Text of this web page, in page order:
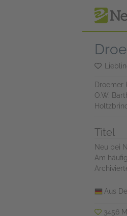
Droemer
O.W.
Titel
Neu bei
Am
Aus
3456